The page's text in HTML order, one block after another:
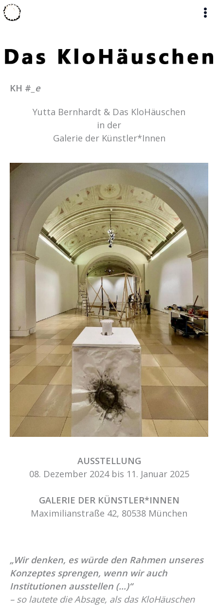
Zum
Inhalt
KH # _e
Yutta Bernhardt & Das KloHäuschen
in der
Galerie der Künstler*Innen
AUSSTELLUNG
08. Dezember 2024 bis 11. Januar 2025
GALERIE DER KÜNSTLER*INNEN
Maximilianstraße 42, 80538 München
„Wir denken, es würde den Rahmen unseres
Konzeptes sprengen, wenn wir auch
Institutionen ausstellen (…)“
– so lautete die Absage, als das KloHäuschen